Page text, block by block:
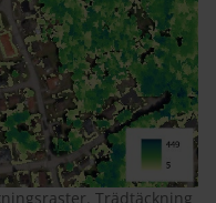
Trädtäckning